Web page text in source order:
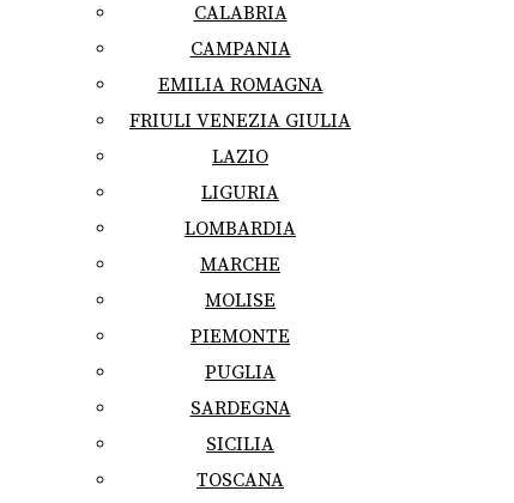
CALABRIA
CAMPANIA
EMILIA ROMAGNA
FRIULI VENEZIA GIULIA
LAZIO
LIGURIA
LOMBARDIA
MARCHE
MOLISE
PIEMONTE
PUGLIA
SARDEGNA
SICILIA
TOSCANA